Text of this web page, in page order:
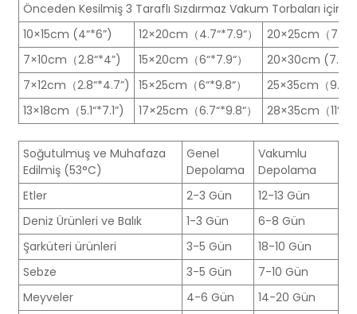
Önceden Kesilmiş 3 Taraflı Sızdırmaz Vakum Torbaları için
10×15cm (4“*6”)
12×20cm（4.7“*7.9“）
20×25cm（
7×10cm（2.8“*4”)
15×20cm（6“*7.9“）
20×30cm
7×12cm（2.8“*4.7”)
15×25cm（6“*9.8“）
25×35cm（
13×18cm（5.1“*7.1”)
17×25cm（6.7“*9.8“） 28×35cm（
Soğutulmuş ve Muhafaza
Edilmiş (53°C)
Genel
Depolama
Vakumlu
Depolama
Etler
2-3 Gün
12-13 Gün
Deniz Ürünleri ve Balık
1-3 Gün
6-8 Gün
Şarküteri ürünleri
3-5 Gün
18-10 Gün
Sebze
3-5 Gün
7-10 Gün
Meyveler
4-6 Gün
14-20 Gün